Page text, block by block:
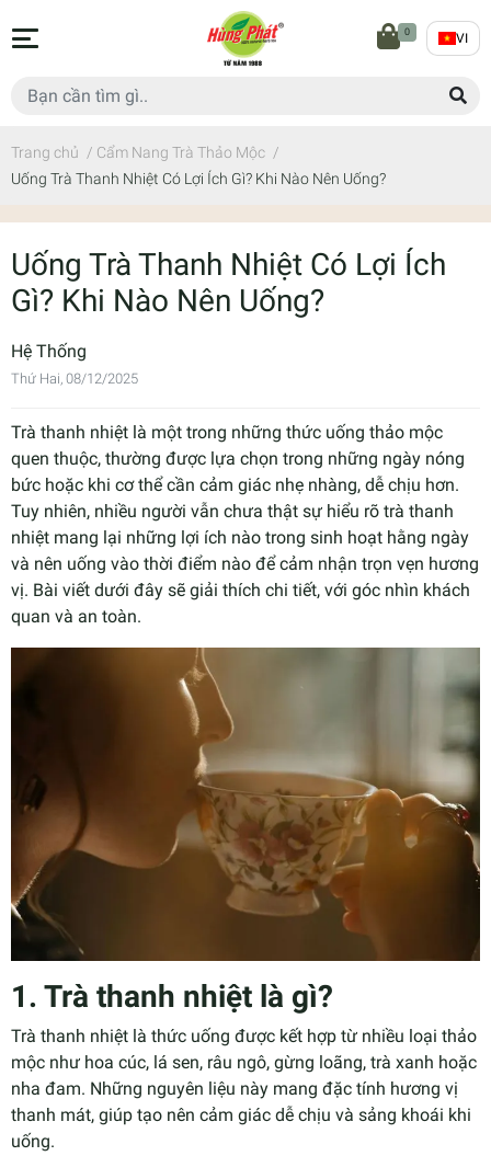
0 VI
Trang chủ / Cẩm Nang Trà Thảo Mộc /
Uống Trà Thanh Nhiệt Có Lợi Ích Gì? Khi Nào Nên Uống?
Uống Trà Thanh Nhiệt Có Lợi Ích
Gì? Khi Nào Nên Uống?
Hệ Thống
Thứ Hai, 08/12/2025
Trà thanh nhiệt là một trong những thức uống thảo mộc
quen thuộc, thường được lựa chọn trong những ngày nóng
bức hoặc khi cơ thể cần cảm giác nhẹ nhàng, dễ chịu hơn.
Tuy nhiên, nhiều người vẫn chưa thật sự hiểu rõ trà thanh
nhiệt mang lại những lợi ích nào trong sinh hoạt hằng ngày
và nên uống vào thời điểm nào để cảm nhận trọn vẹn hương
vị. Bài viết dưới đây sẽ giải thích chi tiết, với góc nhìn khách
quan và an toàn.
1. Trà thanh nhiệt là gì?
Trà thanh nhiệt là thức uống được kết hợp từ nhiều loại thảo
mộc như hoa cúc, lá sen, râu ngô, gừng loãng, trà xanh hoặc
nha đam. Những nguyên liệu này mang đặc tính hương vị
thanh mát, giúp tạo nên cảm giác dễ chịu và sảng khoái khi
uống.